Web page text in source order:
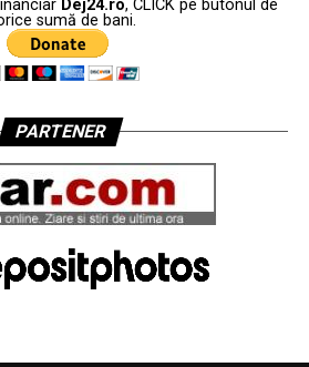
Dej24.ro, CLICK pe butonul de
sumă de bani.
PARTENER